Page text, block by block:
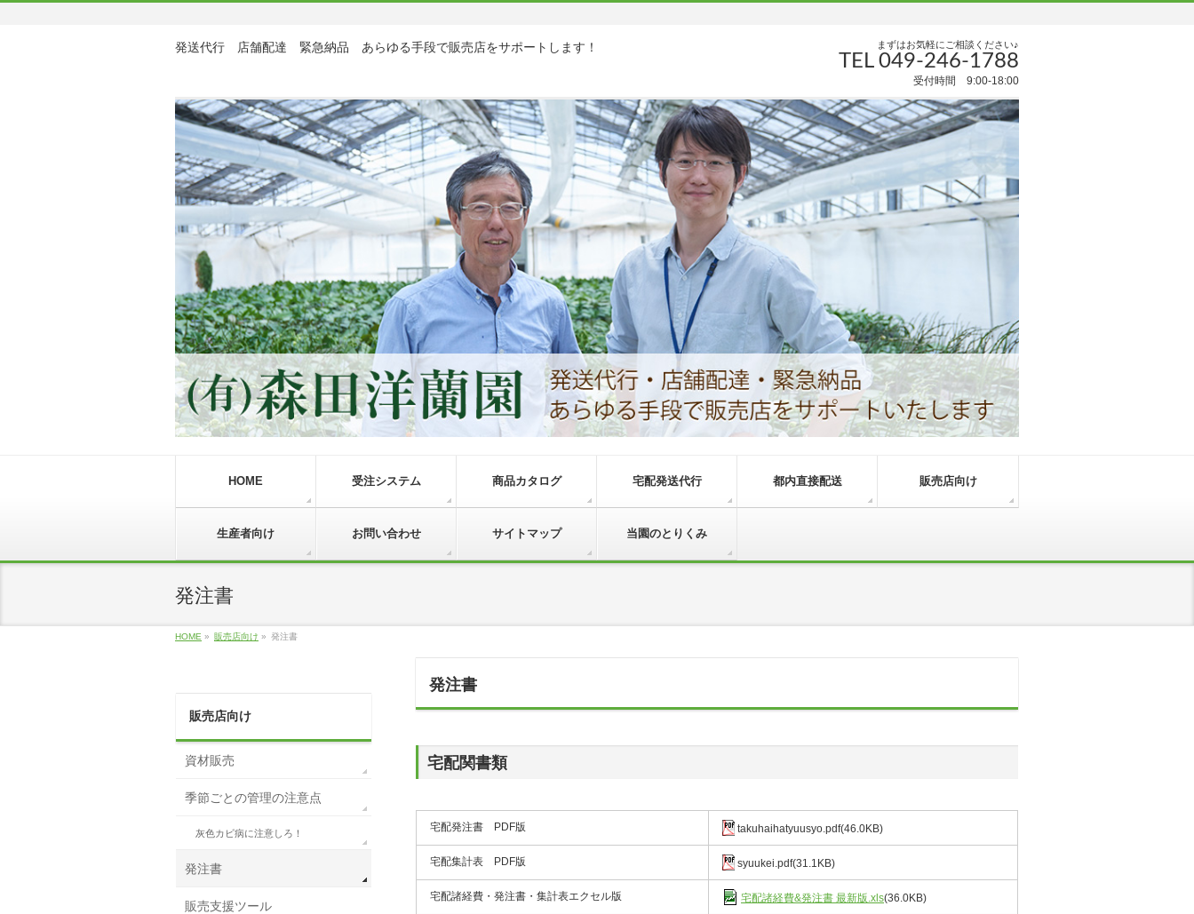
発送代行 店舗配達 緊急納品 あらゆる手段で販売店をサポートします！ まずはお気軽にご相談ください♪
TEL 049-246-1788
受付時間 9:00-18:00
HOME 受注システム 商品カタログ 宅配発送代行 都内直接配送 販売店向け
生産者向け お問い合わせ サイトマップ 当園のとりくみ
発注書
HOME » 販売店向け » 発注書
発注書
宅配関書類
宅配発注書 PDF版 takuhaihatyuusyo.pdf(46.0KB)
宅配集計表 PDF版 syuukei.pdf(31.1KB)
宅配諸経費・発注書・集計表エクセル版 宅配諸経費&発注書 最新版.xls(36.0KB)
販売店向け
資材販売
季節ごとの管理の注意点
灰色カビ病に注意しろ！
発注書
販売支援ツール